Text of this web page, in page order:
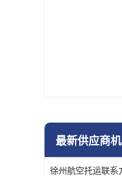
最新供应商机